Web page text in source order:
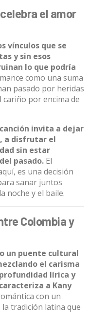
el amor
vínculos que se
y sin esos
lo que podría
como una suma
pasado por heridas
cariño por encima de
invita a dejar
a disfrutar el
sin estar
pasado. El
es una decisión
sanar juntos
noche y el baile.
Colombia y
un puente cultural
el carisma
lírica y
a Kany
con un
tradición latina que